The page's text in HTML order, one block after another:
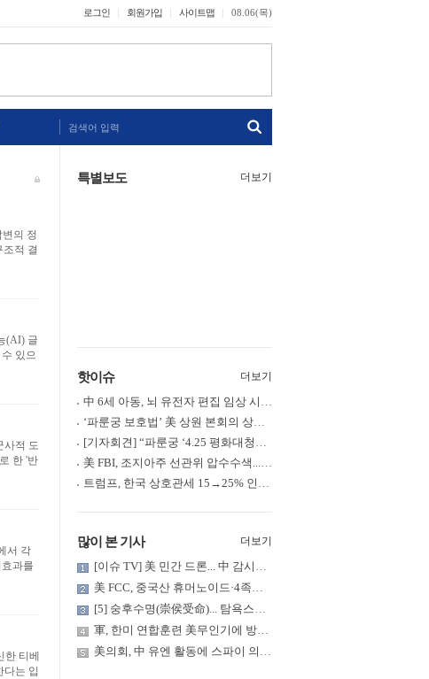
로그인 회원가입 사이트맵 08.06(목)
검색어 입력
의 정
적 결
(AI) 글
있으
사적 도
한 '반
서 각
과를
티베
다는 입
특별보도 더보기
핫이슈 더보기
中 6세 아동, 뇌 유전자 편집 임상 시험 중 사망... 의료진 1년간 ....
‘파룬궁 보호법’ 美 상원 본회의 상정... 최종 입법 ‘초읽기’
[기자회견] “파룬궁 ‘4.25 평화대청원’ 기념 & 중공의 션윈 공연 .....
美 FBI, 조지아주 선관위 압수수색... 트럼프 “부정선거 증거 확보....
트럼프, 한국 상호관세 15→25% 인상... “韓 국회 무력합의 미비준”....
많이 본 기사 더보기
[이슈 TV] 美 민간 드론... 中 감시망 뚫고 군함 근접 촬영
美 FCC, 중국산 휴머노이드·4족보행 로봇·전력 인버터 신규 수입 .....
[5] 숭후수명(崇侯受命)... 탐욕스러운 북백후, 정벌의 기치를 올.....
軍, 한미 연합훈련 美무인기에 방공태세 발령... 왜?
美의회, 中 유엔 활동에 스파이 의혹 제기